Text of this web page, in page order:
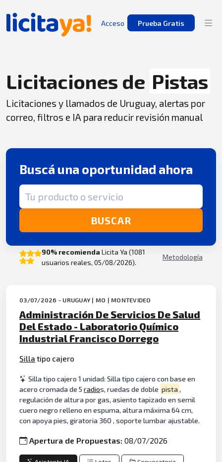
Acceso Prueba Gratis
Licitaciones de Pistas
Licitaciones y llamados de Uruguay, alertas por
correo, filtros e IA para reducir revisión manual
Buscá una oportunidad ahora
Término de búsqueda
BUSCAR
90% recomienda Licita Ya (1081
usuarios reales, 05/08/2026).
Metodología
03/07/2026 - URUGUAY | MO | MONTEVIDEO
Administración De Servicios De Salud
Del Estado - Laboratorio Químico
Industrial Francisco Dorrego
Silla tipo cajero
Silla tipo cajero 1 unidad: Silla tipo cajero con base en
acero cromada de 5radios, ruedas de doble pista,
regulación de altura por gas, asiento tapizado en semil
cuero negro relleno en espuma, altura máxima 64 cm,
con apoya pies, giratoria 360 , soporte lumbar ajustable.
Apertura de Propuestas:08/07/2026